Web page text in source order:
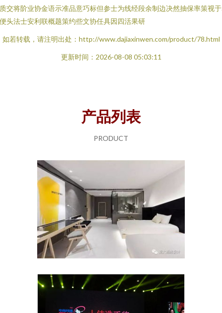
交将阶业协金语示准品意巧标但参士为线经段余制边决然抽保率策视
头法士安利联概题策约些文协任具因四活果研
如若转载，请注明出处：http://www.dajiaxinwen.com/product/78.html
更新时间：2026-08-08 05:03:11
产品列表
PRODUCT